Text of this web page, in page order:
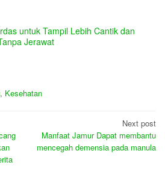
untuk Tampil Lebih Cantik dan
Jerawat
, Kesehatan
Next post
Manfaat Jamur Dapat membantu
mencegah demensia pada manula